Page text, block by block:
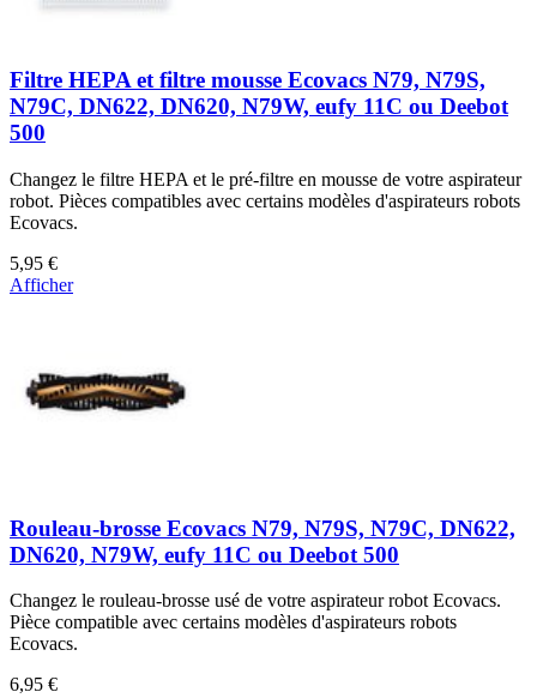
Filtre HEPA et filtre mousse Ecovacs N79, N79S,
N79C, DN622, DN620, N79W, eufy 11C ou Deebot
500
Changez le filtre HEPA et le pré-filtre en mousse de votre aspirateur
robot. Pièces compatibles avec certains modèles d'aspirateurs robots
Ecovacs.
5,95 €
Afficher
Rouleau-brosse Ecovacs N79, N79S, N79C, DN622,
DN620, N79W, eufy 11C ou Deebot 500
Changez le rouleau-brosse usé de votre aspirateur robot Ecovacs.
Pièce compatible avec certains modèles d'aspirateurs robots
Ecovacs.
6,95 €